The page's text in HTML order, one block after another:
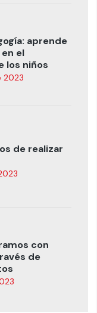
aprende
el
los niños
2023
de realizar
con
de